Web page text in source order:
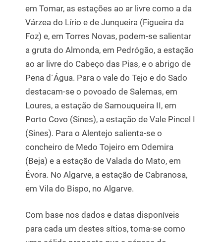
em Tomar, as estações ao ar livre como a da
Várzea do Lírio e de Junqueira (Figueira da
Foz) e, em Torres Novas, podem-se salientar
a gruta do Almonda, em Pedrógão, a estação
ao ar livre do Cabeço das Pias, e o abrigo de
Pena d´Água. Para o vale do Tejo e do Sado
destacam-se o povoado de Salemas, em
Loures, a estação de Samouqueira II, em
Porto Covo (Sines), a estação de Vale Pincel I
(Sines). Para o Alentejo salienta-se o
concheiro de Medo Tojeiro em Odemira
(Beja) e a estação de Valada do Mato, em
Évora. No Algarve, a estação de Cabranosa,
em Vila do Bispo, no Algarve.
Com base nos dados e datas disponíveis
para cada um destes sítios, toma-se como